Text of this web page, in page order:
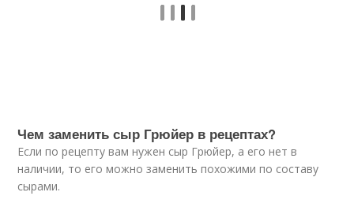
Чем заменить сыр Грюйер в рецептах?
Если по рецепту вам нужен сыр Грюйер, а его нет в
наличии, то его можно заменить похожими по составу
сырами.